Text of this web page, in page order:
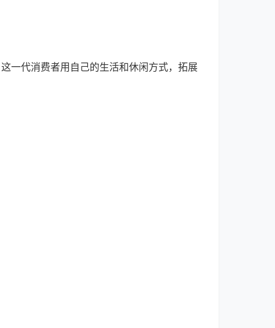
一代消费者用自己的生活和休闲方式，拓展